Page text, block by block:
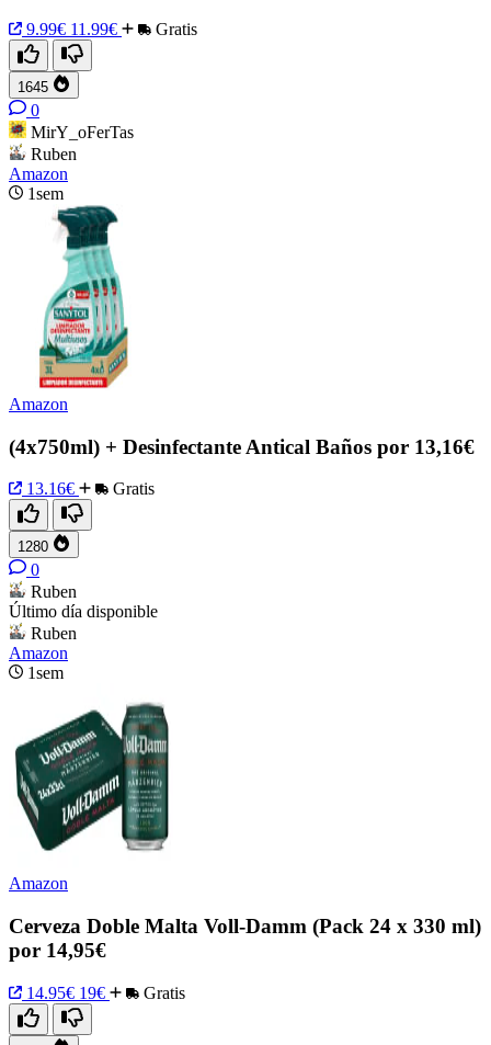
9.99€ 11.99€ Gratis
1645
0
MirY_oFerTas
Ruben
Amazon
1sem
Amazon
(4x750ml) + Desinfectante Antical Baños por 13,16€
13.16€ Gratis
1280
0
Ruben
Último día disponible
Ruben
Amazon
1sem
Amazon
Cerveza Doble Malta Voll-Damm (Pack 24 x 330 ml)
por 14,95€
14.95€ 19€ Gratis